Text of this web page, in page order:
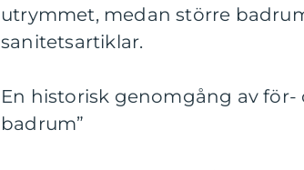
utrymmet, medan större
sanitetsartiklar.
En historisk genomgång av
badrum”